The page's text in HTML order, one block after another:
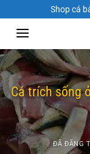
đến
dung
Shop cá
Cá trích sống
ĐÃ ĐĂNG